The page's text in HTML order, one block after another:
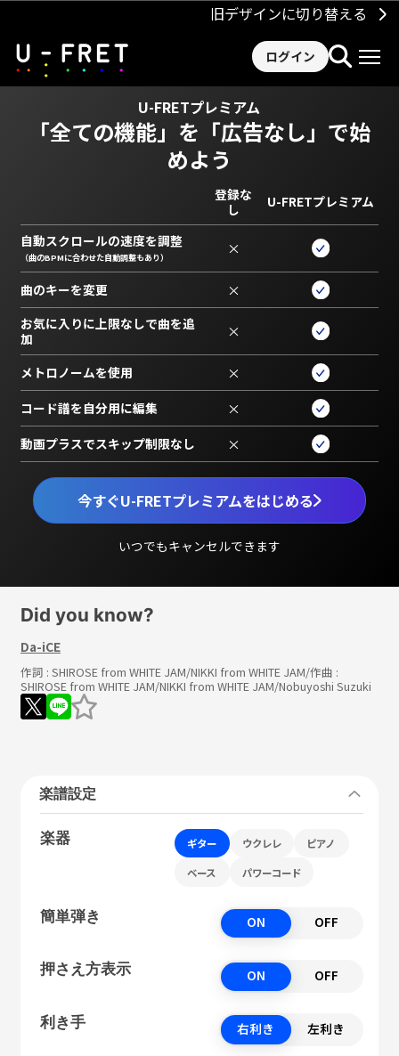
旧デザインに切り替える
ログイン
U-FRETプレミアム
「全ての機能」を 「広告なし」で始
めよう
今すぐU-FRETプレミアムをはじめる
いつでもキャンセルできます
登録な
し
U-FRETプレミアム
自動スクロールの速度を調整
（曲のBPMに合わせた自動調整もあり） ×
曲のキーを変更 ×
お気に入りに上限なしで曲を追
加
×
メトロノームを使用 ×
コード譜を自分用に編集 ×
動画プラスでスキップ制限なし ×
Did you know?
Da-iCE
作詞 : SHIROSE from WHITE JAM/NIKKI from WHITE JAM/作曲 :
SHIROSE from WHITE JAM/NIKKI from WHITE JAM/Nobuyoshi Suzuki
楽譜設定
楽器 ギター ウクレレ ピアノ
ベース パワーコード
簡単弾き ON OFF
押さえ方表示 ON OFF
利き手 右利き 左利き